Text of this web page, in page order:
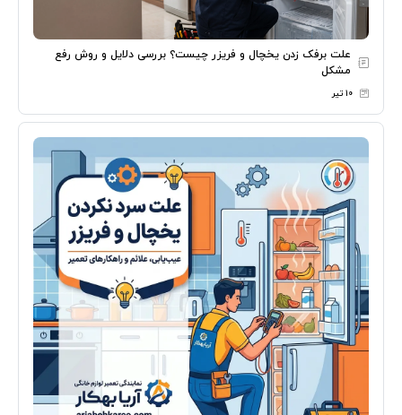
علت برفک زدن یخچال و فریزر چیست؟ بررسی دلایل و روش رفع
مشکل
۱۰ تیر